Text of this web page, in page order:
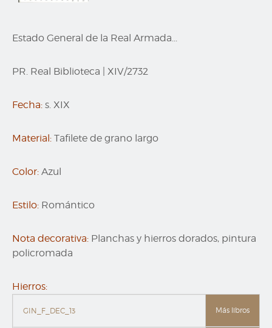
Estado General de la Real Armada...
PR. Real Biblioteca XIV/2732
Fecha: s. XIX
Material: Tafilete de grano largo
Color: Azul
Estilo: Romántico
Nota decorativa: Planchas y hierros dorados, pintura
policromada
Hierros:
GIN_F_DEC_13 Más libros